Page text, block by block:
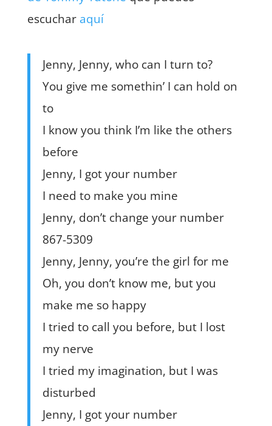
escuchar aquí
Jenny, Jenny, who can I turn to?
You give me somethin’ I can hold on
to
I know you think I’m like the others
before
Jenny, I got your number
I need to make you mine
Jenny, don’t change your number
867-5309
Jenny, Jenny, you’re the girl for me
Oh, you don’t know me, but you
make me so happy
I tried to call you before, but I lost
my nerve
I tried my imagination, but I was
disturbed
Jenny, I got your number